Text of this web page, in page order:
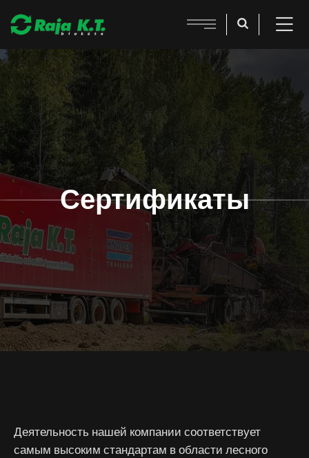
Сертификаты
Деятельность нашей компании соответствует
самым высоким стандартам в области лесного